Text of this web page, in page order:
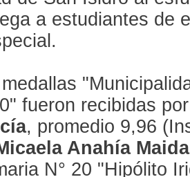
a estudiantes de
fueron recibidas
, promedio 9,96
Anahía
N° 20 "Hipólito